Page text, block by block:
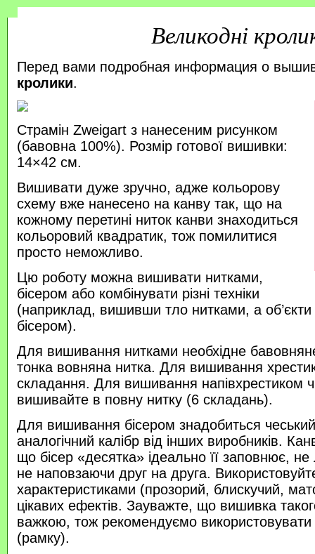
Великодні
Перед вами подробная информация о
кролики.
Страмін Zweigart з нанесеним рисунком
(бавовна 100%). Розмір готової вишивки:
14×42 см.
Вишивати дуже зручно, адже кольорову
схему вже нанесено на канву так, що на
кожному перетині ниток канви знаходиться
кольоровий квадратик, тож помилитися
просто неможливо.
Цю роботу можна вишивати нитками,
бісером або комбінувати різні техніки
(наприклад, вишивши тло нитками, а
бісером).
Для вишивання нитками необхідне
тонка вовняна нитка. Для вишивання
складання. Для вишивання напівхрестиком
вишивайте в повну нитку (6 складань).
Для вишивання бісером знадобиться
аналогічний калібр від інших виробників.
що бісер «десятка» ідеально її заповнює,
не наповзаючи друг на друга.
характеристиками (прозорий, блискучий,
цікавих ефектів. Зауважте, що вишивка
важкою, тож рекомендуємо
(рамку).